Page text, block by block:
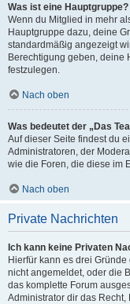
Was ist eine Hauptgruppe?
Wenn du Mitglied in mehr
Hauptgruppe dazu, deine
standardmäßig angezeigt
Berechtigung geben, deine
festzulegen.
Nach oben
Was bedeutet der „Das
Auf dieser Seite findest du
Administratoren, der
wie die Foren, die diese im
Nach oben
Private Nachrichten
Ich kann keine Privaten
Hierfür kann es drei
nicht angemeldet, oder die
das komplette Forum
Administrator dir das